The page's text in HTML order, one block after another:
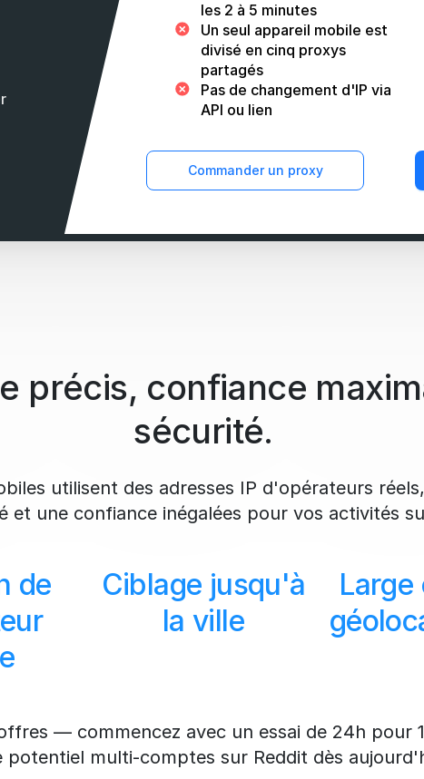
les 2 à 5 minutes
Un seul appareil mobile est
divisé en cinq proxys
partagés
Pas de changement d'IP via
API ou lien
Commander un proxy
précis, confiance
sécurité.
utilisent des adresses IP d'opérateurs
et une confiance inégalées pour vos activités
de
Ciblage jusqu'à
la ville
Large
— commencez avec un essai de 24h pour
potentiel multi-comptes sur Reddit dès